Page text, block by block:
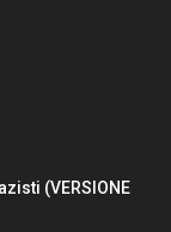
(VERSIONE